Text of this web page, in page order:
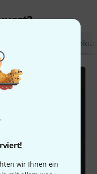
wir Ihnen ein